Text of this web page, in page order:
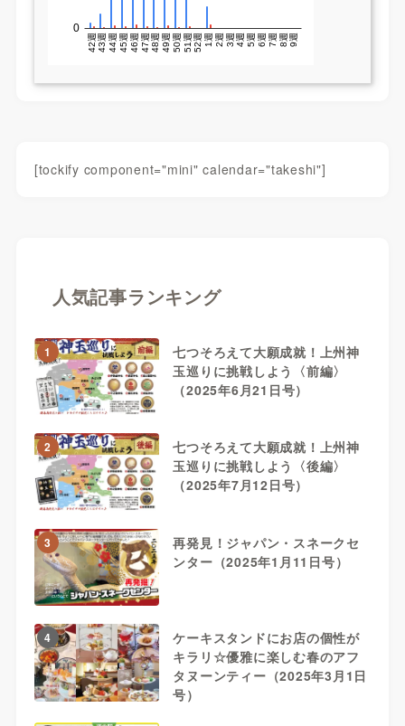
[tockify component="mini" calendar="takeshi"]
人気記事ランキング
1
七つそろえて大願成就！上州神
玉巡りに挑戦しよう〈前編〉
（2025年6月21日号）
2
七つそろえて大願成就！上州神
玉巡りに挑戦しよう〈後編〉
（2025年7月12日号）
3
再発見！ジャパン・スネークセ
ンター（2025年1月11日号）
4
ケーキスタンドにお店の個性が
キラリ☆優雅に楽しむ春のアフ
タヌーンティー（2025年3月1日
号）